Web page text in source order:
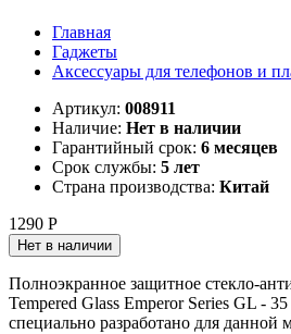
Главная
Гаджеты
Аксессуары для телефонов и
Артикул: 008911
Наличие: Нет в наличии
Гарантийный срок: 6 месяцев
Срок службы: 5 лет
Страна производства: Китай
1290 Р
Нет в наличии
Полноэкранное защитное стекло-
Tempered Glass Emperor Series GL -
специально разработано для данной